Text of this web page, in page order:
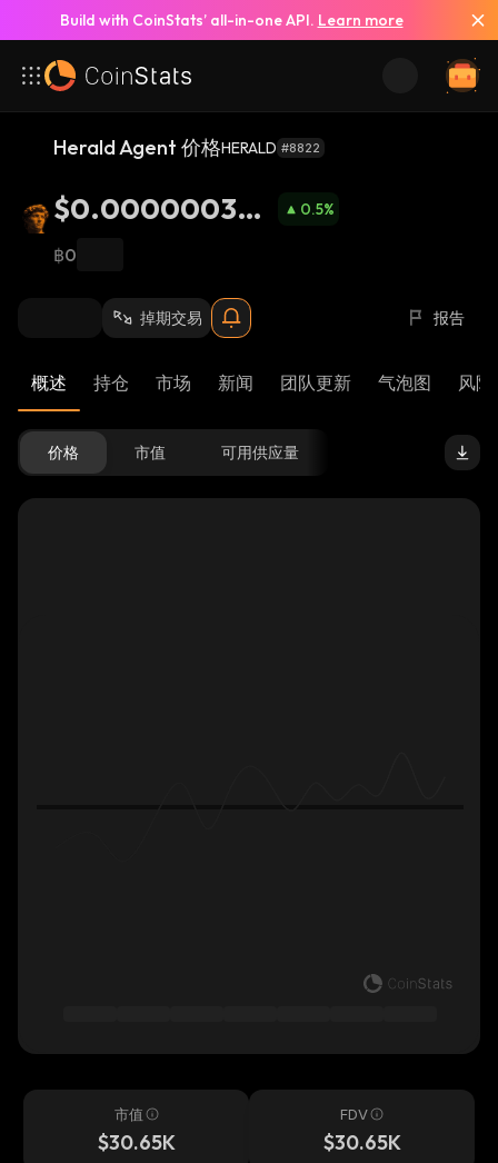
Build with CoinStats’ all-in-one API. Learn more
Herald Agent 价格HERALD #8822
$0.000000306
5
0.5%
฿0
掉期交易 报告
概述 持仓 市场 新闻 团队更新 气泡图 风险
价格 市值 可用供应量
市值
$30.65K
FDV
$30.65K